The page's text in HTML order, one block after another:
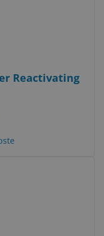
Reactivating